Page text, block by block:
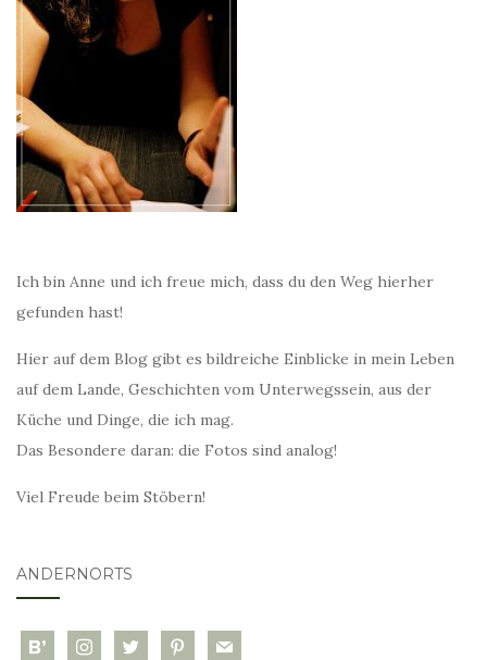
Ich bin Anne und ich freue mich, dass du den Weg hierher
gefunden hast!
Hier auf dem Blog gibt es bildreiche Einblicke in mein Leben
auf dem Lande, Geschichten vom Unterwegssein, aus der
Küche und Dinge, die ich mag.
Das Besondere daran: die Fotos sind analog!
Viel Freude beim Stöbern!
ANDERNORTS
bloglovininstagramtwitter pinterest
mail